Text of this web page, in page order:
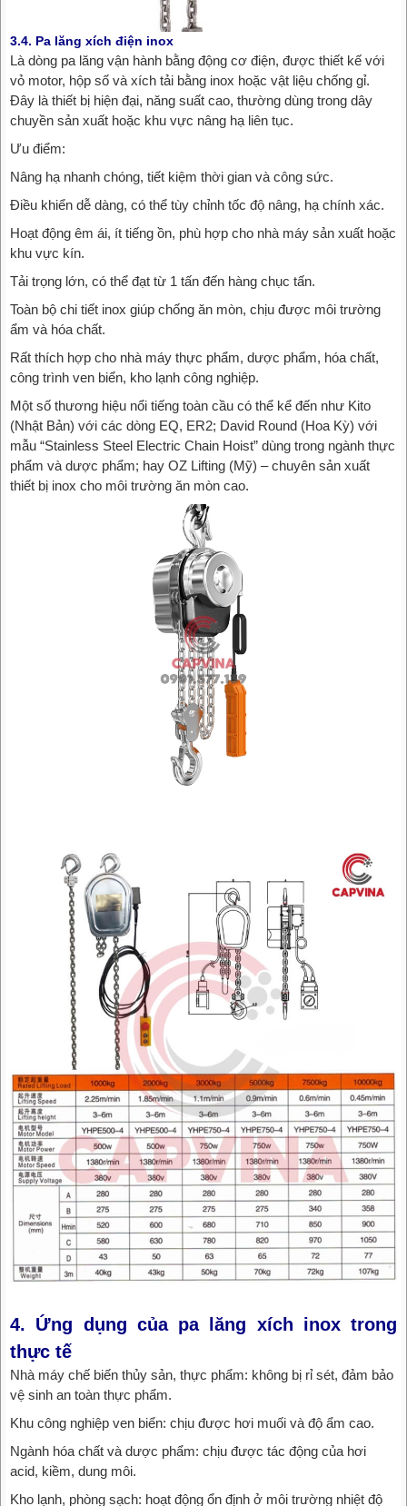
3.4. Pa lăng xích điện inox
Là dòng pa lăng vận hành bằng động cơ điện, được thiết kế với
vỏ motor, hộp số và xích tải bằng inox hoặc vật liệu chống gỉ.
Đây là thiết bị hiện đại, năng suất cao, thường dùng trong dây
chuyền sản xuất hoặc khu vực nâng hạ liên tục.
Ưu điểm:
Nâng hạ nhanh chóng, tiết kiệm thời gian và công sức.
Điều khiển dễ dàng, có thể tùy chỉnh tốc độ nâng, hạ chính xác.
Hoạt động êm ái, ít tiếng ồn, phù hợp cho nhà máy sản xuất hoặc
khu vực kín.
Tải trọng lớn, có thể đạt từ 1 tấn đến hàng chục tấn.
Toàn bộ chi tiết inox giúp chống ăn mòn, chịu được môi trường
ẩm và hóa chất.
Rất thích hợp cho nhà máy thực phẩm, dược phẩm, hóa chất,
công trình ven biển, kho lạnh công nghiệp.
Một số thương hiệu nổi tiếng toàn cầu có thể kể đến như Kito
(Nhật Bản) với các dòng EQ, ER2; David Round (Hoa Kỳ) với
mẫu “Stainless Steel Electric Chain Hoist” dùng trong ngành thực
phẩm và dược phẩm; hay OZ Lifting (Mỹ) – chuyên sản xuất
thiết bị inox cho môi trường ăn mòn cao.
4. Ứng dụng của pa lăng xích inox trong
thực tế
Nhà máy chế biến thủy sản, thực phẩm: không bị rỉ sét, đảm bảo
vệ sinh an toàn thực phẩm.
Khu công nghiệp ven biển: chịu được hơi muối và độ ẩm cao.
Ngành hóa chất và dược phẩm: chịu được tác động của hơi
acid, kiềm, dung môi.
Kho lạnh, phòng sạch: hoạt động ổn định ở môi trường nhiệt độ